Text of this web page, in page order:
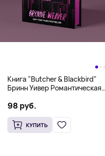
Книга "Butcher & Blackbird"
Бринн Уивер Романтическая
(18+)
98 руб.
КУПИТЬ